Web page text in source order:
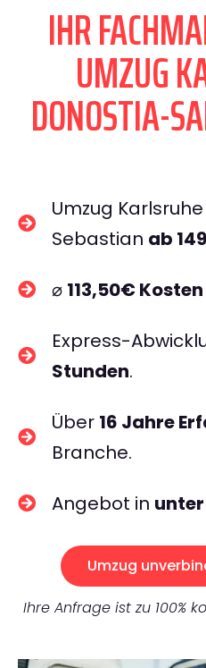
IHR
UMZUG
DONOSTIA-
Umzug
Sebastian ab
⌀ 113,50€ Kosten
Express-
Stunden.
Über 16 Jahre
Branche.
Angebot in
Umzug
Ihre Anfrage ist zu 100%